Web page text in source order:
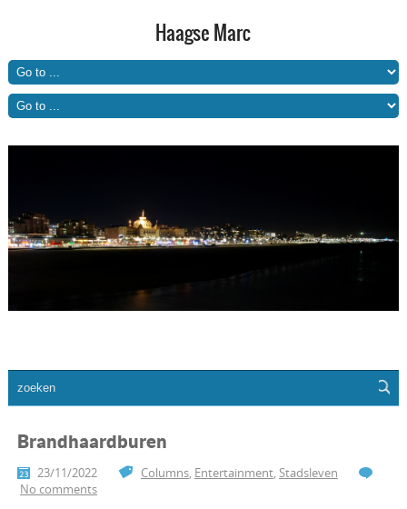
Haagse Marc
Brandhaardburen
23/11/2022 Columns, Entertainment, Stadsleven
No comments